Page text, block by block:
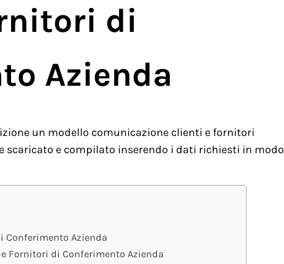
di
Azienda
un modello comunicazione clienti e fornitori
scaricato e compilato inserendo i dati richiesti in modo
Conferimento Azienda
Fornitori di Conferimento Azienda